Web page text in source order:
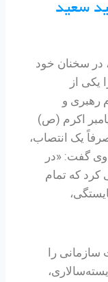
سعید
در سخنان خود
یکی از
رهبری و
اکرم (ص)
یک انتصاب،
وی گفت: «در
کرد که تمام
را